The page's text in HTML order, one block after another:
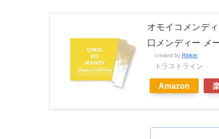
オモイコメンデ
口メンディー メ
created by Rinker
トラストライン
Amazon